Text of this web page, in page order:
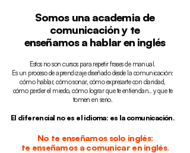
Somos una academia de
comunicación y te
enseñamos a hablar en inglés
Estos no son cursos para repetir frases de manual.
Es un proceso de aprendizaje diseñado desde la comunicación:
cómo hablar, cómo sonar, cómo expresarte con claridad,
cómo perder el miedo, cómo lograr que te entiendan… y que te
tomen en serio.
El diferencial no es el idioma: es la comunicación.
No te enseñamos solo inglés:
te enseñamos a comunicar en inglés.